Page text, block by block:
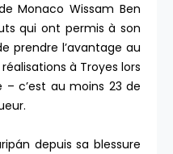
Monaco Wissam Ben
qui ont permis à son
prendre l’avantage au
à Troyes lors
c’est au moins 23 de
depuis sa blessure